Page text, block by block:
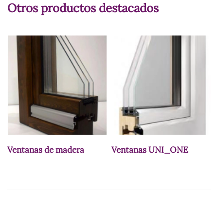
Otros productos destacados
Ventanas de madera Ventanas UNI_ONE